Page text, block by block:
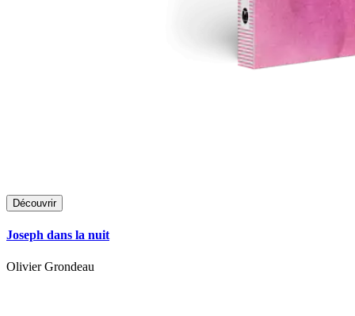
Découvrir
Joseph dans la nuit
Olivier Grondeau